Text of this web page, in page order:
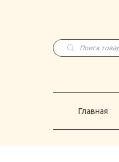
Поиск
товаров
Главная